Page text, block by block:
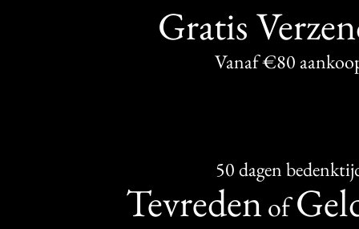
Gratis
Vanaf €80
50 dagen
Tevredenof